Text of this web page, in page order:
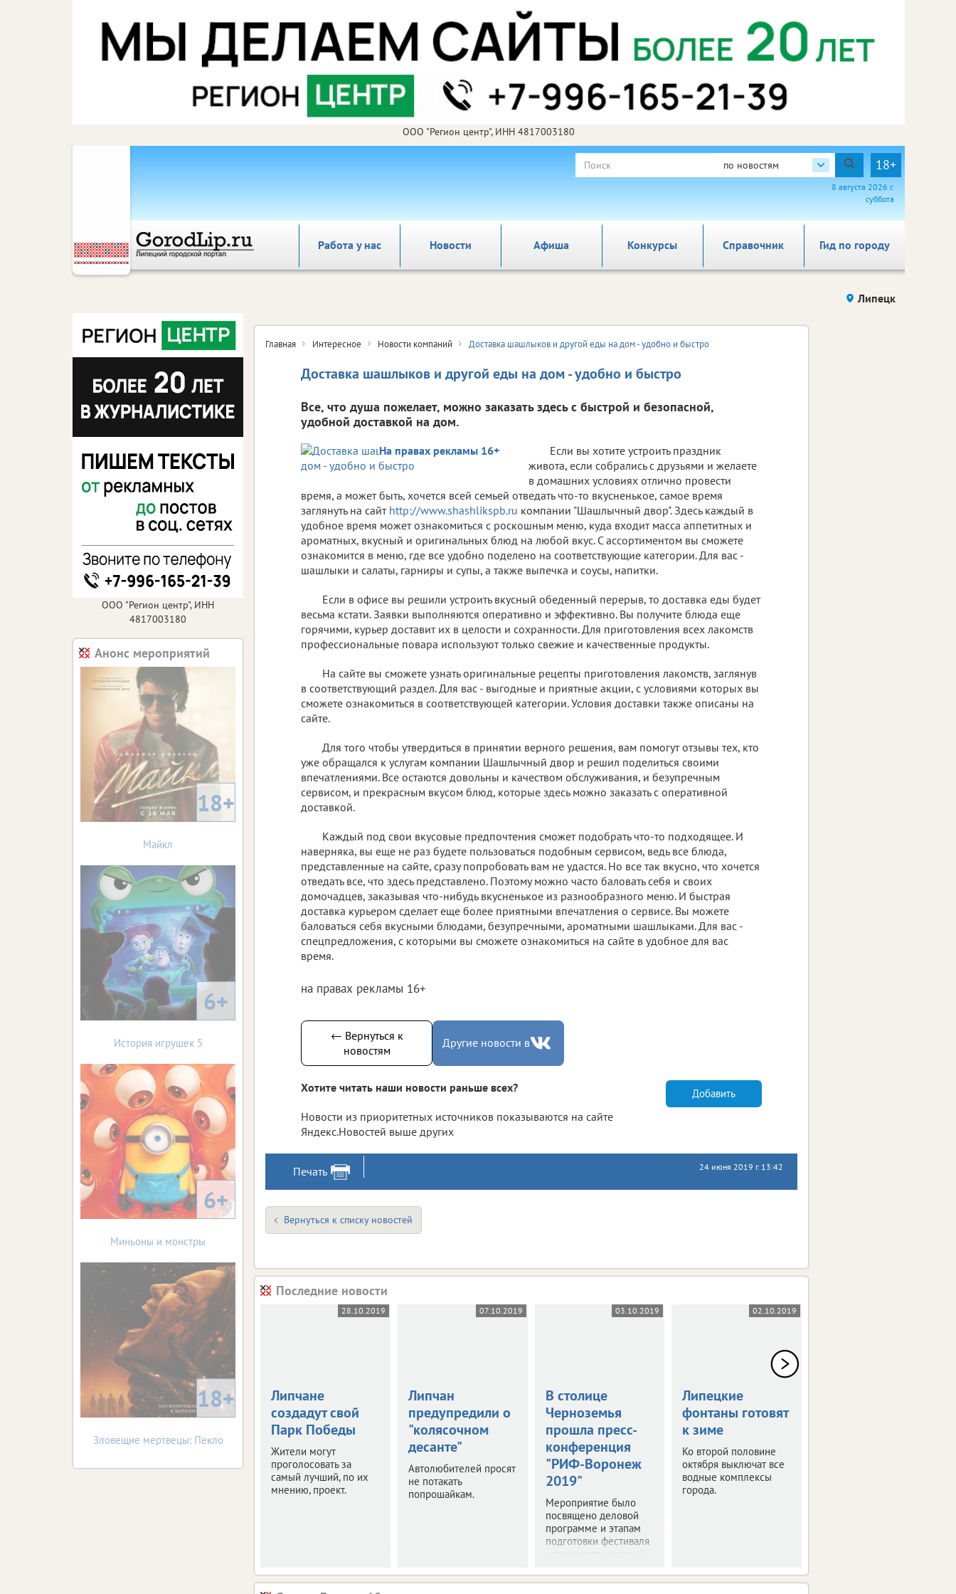
ООО "Регион центр", ИНН 4817003180
по новостям 18+
8 августа 2026 г.
суббота
Работа у нас Новости Афиша Справочник Гид по городу
Конкурсы
Липецк
Главная Интересное Новости компаний Доставка шашлыков и другой еды на дом - удобно и быстро
Доставка шашлыков и другой еды на дом - удобно и быстро
Все, что душа пожелает, можно заказать здесь с быстрой и безопасной,
удобной доставкой на дом.
На правах рекламы 16+
Если вы хотите устроить праздник
живота, если собрались с друзьями и желаете
в домашних условиях отлично провести
время, а может быть, хочется всей семьей отведать что-то вкусненькое, самое время
заглянуть на сайт http://www.shashlikspb.ru компании "Шашлычный двор". Здесь каждый в
удобное время может ознакомиться с роскошным меню, куда входит масса аппетитных и
ароматных, вкусный и оригинальных блюд на любой вкус. С ассортиментом вы сможете
ознакомится в меню, где все удобно поделено на соответствующие категории. Для вас -
шашлыки и салаты, гарниры и супы, а также выпечка и соусы, напитки.
Если в офисе вы решили устроить вкусный обеденный перерыв, то доставка еды будет
весьма кстати. Заявки выполняются оперативно и эффективно. Вы получите блюда еще
горячими, курьер доставит их в целости и сохранности. Для приготовления всех лакомств
профессиональные повара используют только свежие и качественные продукты.
На сайте вы сможете узнать оригинальные рецепты приготовления лакомств, заглянув
в соответствующий раздел. Для вас - выгодные и приятные акции, с условиями которых вы
сможете ознакомиться в соответствующей категории. Условия доставки также описаны на
сайте.
Для того чтобы утвердиться в принятии верного решения, вам помогут отзывы тех, кто
уже обращался к услугам компании Шашлычный двор и решил поделиться своими
впечатлениями. Все остаются довольны и качеством обслуживания, и безупречным
сервисом, и прекрасным вкусом блюд, которые здесь можно заказать с оперативной
доставкой.
Каждый под свои вкусовые предпочтения сможет подобрать что-то подходящее. И
наверняка, вы еще не раз будете пользоваться подобным сервисом, ведь все блюда,
представленные на сайте, сразу попробовать вам не удастся. Но все так вкусно, что хочется
отведать все, что здесь представлено. Поэтому можно часто баловать себя и своих
домочадцев, заказывая что-нибудь вкусненькое из разнообразного меню. И быстрая
доставка курьером сделает еще более приятными впечатления о сервисе. Вы можете
баловаться себя вкусными блюдами, безупречными, ароматными шашлыками. Для вас -
спецпредложения, с которыми вы сможете ознакомиться на сайте в удобное для вас
время.
на правах рекламы 16+
← Вернуться к
новостям
Другие новости в
Хотите читать наши новости раньше всех?
Новости из приоритетных источников показываются на сайте
Яндекс.Новостей выше других
Добавить
Печать 24 июня 2019 г. 13:42
Вернуться к списку новостей
Последние новости
28.10.2019
Липчане
создадут свой
Парк Победы
Жители могут
проголосовать за
самый лучший, по их
мнению, проект.
07.10.2019
Липчан
предупредили о
"колясочном
десанте"
Автолюбителей просят
не потакать
попрошайкам.
03.10.2019
В столице
Черноземья
прошла пресс-
конференция
"РИФ-Воронеж
2019"
Мероприятие было
посвящено деловой
программе и этапам
подготовки фестиваля
интернет-технологий.
02.10.2019
Липецкие
фонтаны готовят
к зиме
Ко второй половине
октября выключат все
водные комплексы
города.
ООО "Регион центр", ИНН
4817003180
Анонс мероприятий
18+
Майкл
6+
История игрушек 5
6+
Миньоны и монстры
18+
Зловещие мертвецы: Пекло